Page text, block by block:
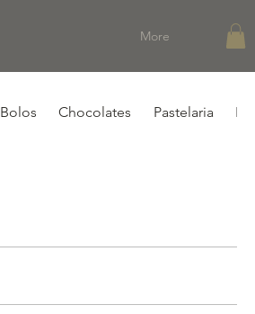
More
Bolos Chocolates Pastelaria